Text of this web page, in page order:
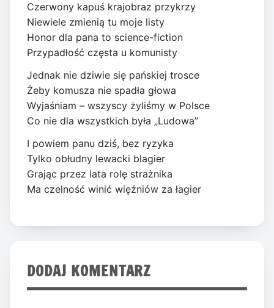
Czerwony kapuś krajobraz przykrzy
Niewiele zmienią tu moje listy
Honor dla pana to science-fiction
Przypadłość częsta u komunisty
Jednak nie dziwie się pańskiej trosce
Żeby komusza nie spadła głowa
Wyjaśniam – wszyscy żyliśmy w Polsce
Co nie dla wszystkich była „Ludowa”
I powiem panu dziś, bez ryzyka
Tylko obłudny lewacki blagier
Grając przez lata rolę strażnika
Ma czelność winić więźniów za łagier
DODAJ KOMENTARZ